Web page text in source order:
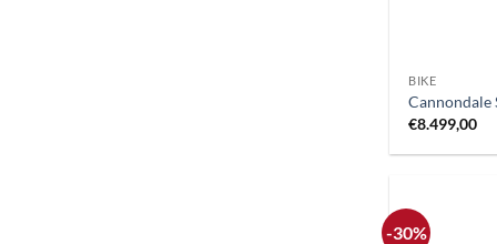
BIKE
Cannondale
€8.499,00
-30%